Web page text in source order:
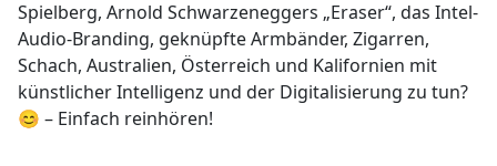
Spielberg, Arnold Schwarzeneggers „Eraser“, das Intel-
Audio-Branding, geknüpfte Armbänder, Zigarren,
Schach, Australien, Österreich und Kalifornien mit
künstlicher Intelligenz und der Digitalisierung zu tun?
😊 – Einfach reinhören!